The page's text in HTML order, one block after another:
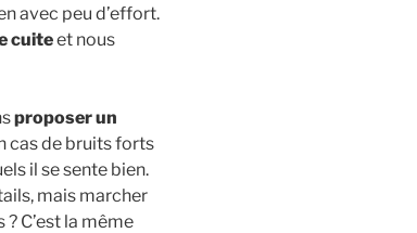
avec peu d’effort.
cuiteet nous
proposer un
cas de bruits forts
il se sente bien.
mais marcher
C’est la même